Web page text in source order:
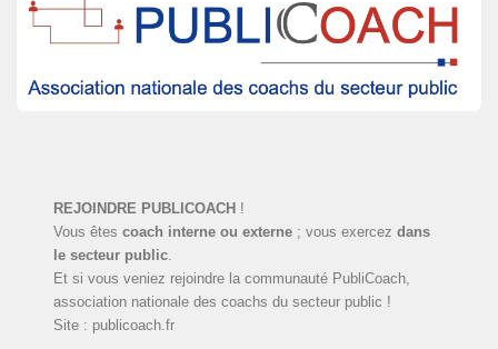
REJOINDRE PUBLICOACH !
Vous êtescoach interne ou externe ; vous exercezdans
le secteur public.
Et si vous veniez rejoindre la communauté PubliCoach,
association nationale des coachs du secteur public !
Site : publicoach.fr